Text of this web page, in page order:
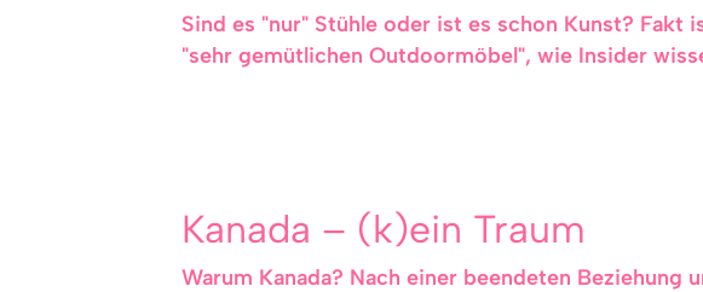
Sind es "nur" Stühle oder ist es schon Kunst? Fakt
"sehr gemütlichen Outdoormöbel", wie Insider
Kanada – (k)ein Traum
Warum Kanada? Nach einer beendeten